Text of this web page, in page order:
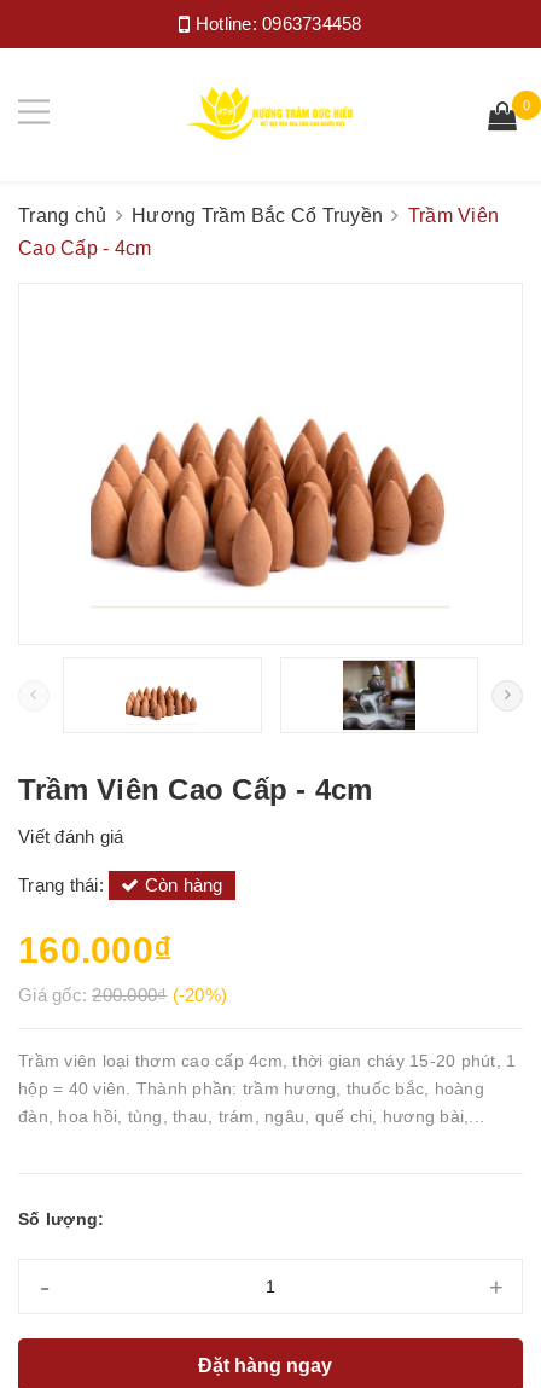
Hotline:0963734458
0
Trang chủ Hương Trầm Bắc Cổ Truyền
Trầm Viên
Cao Cấp - 4cm
Trầm Viên Cao Cấp - 4cm
Viết đánh giá
Trạng thái: Còn hàng
160.000₫
Giá gốc:200.000₫ (-20%)
Trầm viên loại thơm cao cấp 4cm, thời gian cháy 15-20 phút, 1
hộp = 40 viên. Thành phần: trầm hương, thuốc bắc, hoàng
đàn, hoa hồi, tùng, thau, trám, ngâu, quế chi, hương bài,...
Số lượng:
- +
Đặt hàng ngay